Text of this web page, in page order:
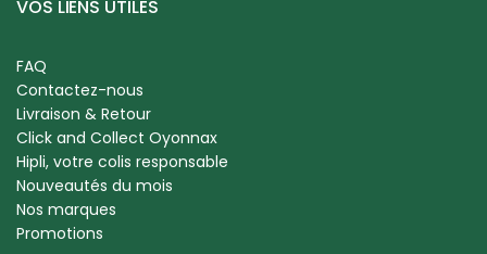
VOS LIENS UTILES
FAQ
Contactez-nous
Livraison & Retour
Click and Collect Oyonnax
Hipli, votre colis responsable
Nouveautés du mois
Nos marques
Promotions